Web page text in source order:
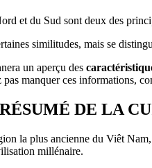
et du Sud sont deux des
similitudes, mais se
un aperçu des
pas manquer ces informations,
DE LA
la plus ancienne du Viêt
millénaire.